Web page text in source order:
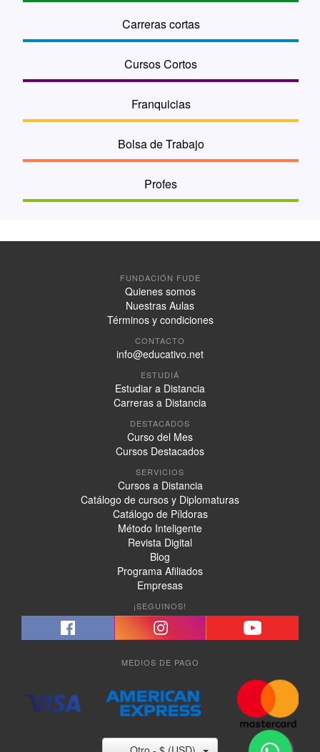
Carreras cortas
Cursos Cortos
Franquicias
Bolsa de Trabajo
Profes
FUNDACIÓN FUDE
Quienes somos
Nuestras Aulas
Términos y condiciones
CONTACTO
info@educativo.net
ESTUDIÁ
Estudiar a Distancia
Carreras a Distancia
DESTACADOS
Curso del Mes
Cursos Destacados
SERVICIOS
Cursos a Distancia
Catálogo de cursos y Diplomaturas
Catálogo de Píldoras
Método Inteligente
Revista Digital
Blog
Programa Afiliados
Empresas
¡SEGUINOS!
MEDIOS DE PAGO